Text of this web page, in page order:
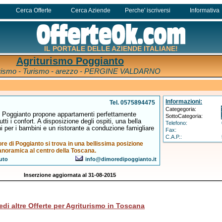
Cerca Offerte Cerca Aziende Perche' iscriversi Informativa
IL PORTALE DELLE AZIENDE ITALIANE!
Agriturismo Poggianto
- Turismo - arezzo - PERGINE VALDARNO
Tel. 0575894475
propone appartamenti perfettamente
i confort. A disposizione degli ospiti, una bella
per i bambini e un ristorante a conduzione famigliare
di Poggianto si trova in una bellissima posizione
al centro della Toscana.
info@dimoredipoggianto.it
Informazioni:
Categegoria:
SottoCategoria:
Telefono:
Fax:
C.A.P.:
Inserzione aggiornata al 31-08-2015
altre Offerte per Agriturismo in Toscana